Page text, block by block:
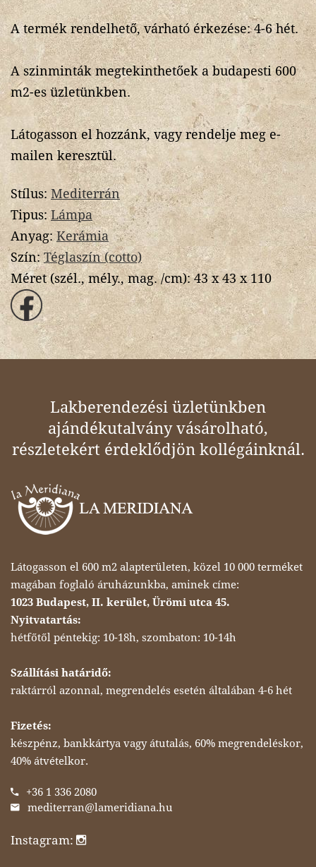
A termék rendelhető, várható érkezése: 4-6 hét.
A szinminták megtekinthetőek a budapesti 600
m2-es üzletünkben.
Látogasson el hozzánk, vagy rendelje meg e-
mailen keresztül.
Stílus: Mediterrán
Tipus:Lámpa
Anyag:Kerámia
Szín:Téglaszín (cotto)
Méret (szél., mély., mag. /cm):43 x 43 x 110
Lakberendezési üzletünkben
ajándékutalvány vásárolható,
részletekért érdeklődjön kollégáinknál.
Látogasson el 600 m2 alapterületen, közel 10 000 terméket
magában foglaló áruházunkba, aminek címe:
1023 Budapest, II. kerület, Ürömi utca 45.
Nyitvatartás:
hétfőtől péntekig: 10-18h, szombaton: 10-14h
Szállítási határidő:
raktárról azonnal, megrendelés esetén általában 4-6 hét
Fizetés:
készpénz, bankkártya vagy átutalás, 60% megrendeléskor,
40% átvételkor.
+36 1 336 2080
mediterran@lameridiana.hu
Instagram: